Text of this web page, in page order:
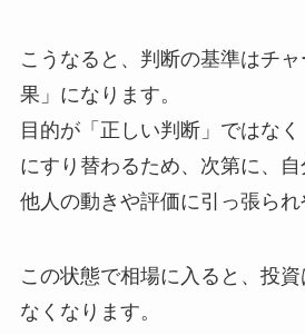
こうなると、判断の基準はチ
果」になります。
目的が「正しい判断」ではなく
にすり替わるため、 次第に、自
他人の動きや評価に引っ張られ
この状態で相場に入ると、投
なくなります。